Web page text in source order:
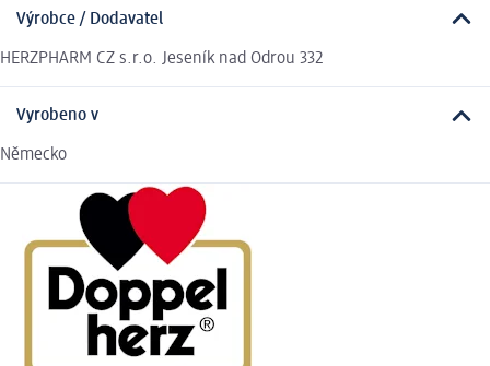
Výrobce / Dodavatel
HERZPHARM CZ s.r.o. Jeseník nad Odrou 332
Vyrobeno v
Německo